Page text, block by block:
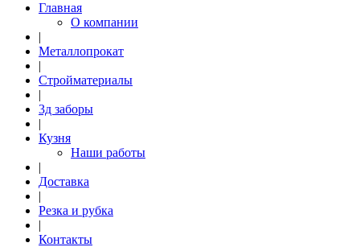
Главная
О компании
|
Металлопрокат
|
Стройматериалы
|
3д заборы
|
Кузня
Наши работы
|
Доставка
|
Резка и рубка
|
Контакты